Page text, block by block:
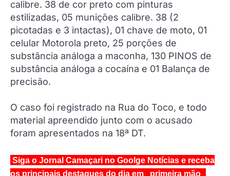
calibre. 38 de cor preto com pinturas
estilizadas, 05 munições calibre. 38 (2
picotadas e 3 intactas), 01 chave de moto, 01
celular Motorola preto, 25 porções de
substância análoga a maconha, 130 PINOS de
substância análoga a cocaína e 01 Balança de
precisão.
O caso foi registrado na Rua do Toco, e todo
material apreendido junto com o acusado
foram apresentados na 18ª DT.
Siga o Jornal Camaçari no Goolge Notícias e receba
os principais destaques do dia em primeira mão